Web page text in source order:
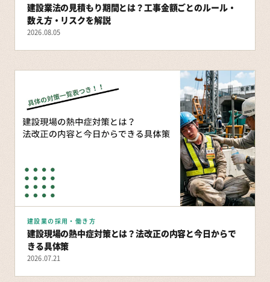
建設業法の見積もり期間とは？工事金額ごとのルール・
数え方・リスクを解説
2026.08.05
建設業の採用・働き方
建設現場の熱中症対策とは？法改正の内容と今日からで
きる具体策
2026.07.21